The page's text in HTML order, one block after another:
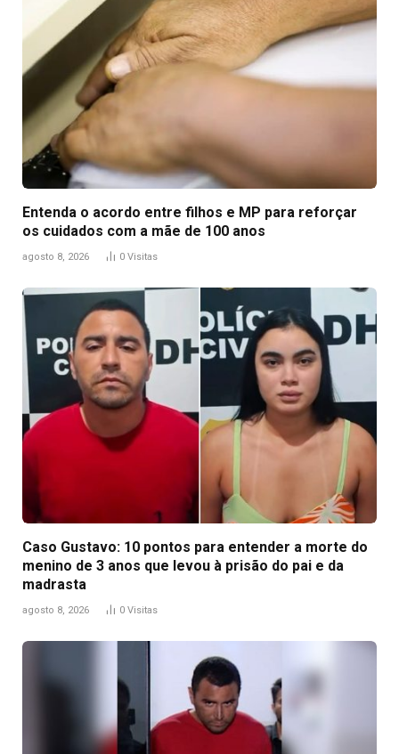
Entenda o acordo entre filhos e MP para reforçar
os cuidados com a mãe de 100 anos
agosto 8, 2026 0 Visitas
Caso Gustavo: 10 pontos para entender a morte do
menino de 3 anos que levou à prisão do pai e da
madrasta
agosto 8, 2026 0 Visitas